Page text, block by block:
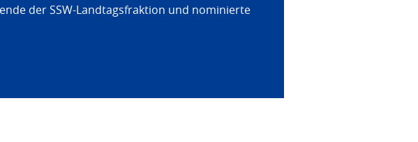
der SSW-Landtagsfraktion und nominierte